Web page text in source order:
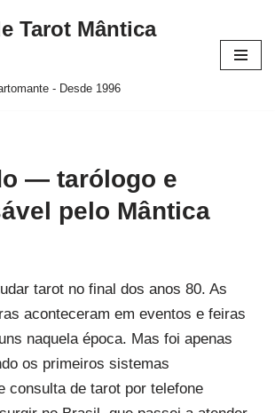
Tarot Mântica
- Desde 1996
— tarólogo e
pelo Mântica
tarot no final dos anos 80. As
aconteceram em eventos e feiras
naquela época. Mas foi apenas
os primeiros sistemas
consulta de tarot por telefone